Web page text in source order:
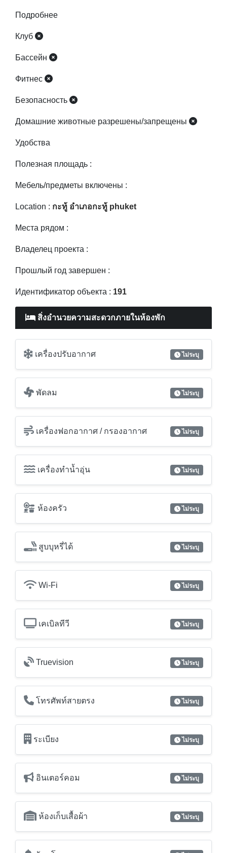
Подробнее
Клуб
Бассейн
Фитнес
Безопасность
Домашние животные разрешены/запрещены
Удобства
Полезная площадь :
Мебель/предметы включены :
Location : กะทู้ อำเภอกะทู้ phuket
Места рядом :
Владелец проекта :
Прошлый год завершен :
Идентификатор объекта : 191
สิ่งอำนวยความสะดวกภายในห้องพัก
เครื่องปรับอากาศ ไม่ระบุ
พัดลม ไม่ระบุ
เครื่องฟอกอากาศ / กรองอากาศ ไม่ระบุ
เครื่องทำน้ำอุ่น ไม่ระบุ
ห้องครัว ไม่ระบุ
สูบบุหรี่ได้ ไม่ระบุ
Wi-Fi ไม่ระบุ
เคเบิลทีวี ไม่ระบุ
Truevision ไม่ระบุ
โทรศัพท์สายตรง ไม่ระบุ
ระเบียง ไม่ระบุ
อินเตอร์คอม ไม่ระบุ
ห้องเก็บเสื้อผ้า ไม่ระบุ